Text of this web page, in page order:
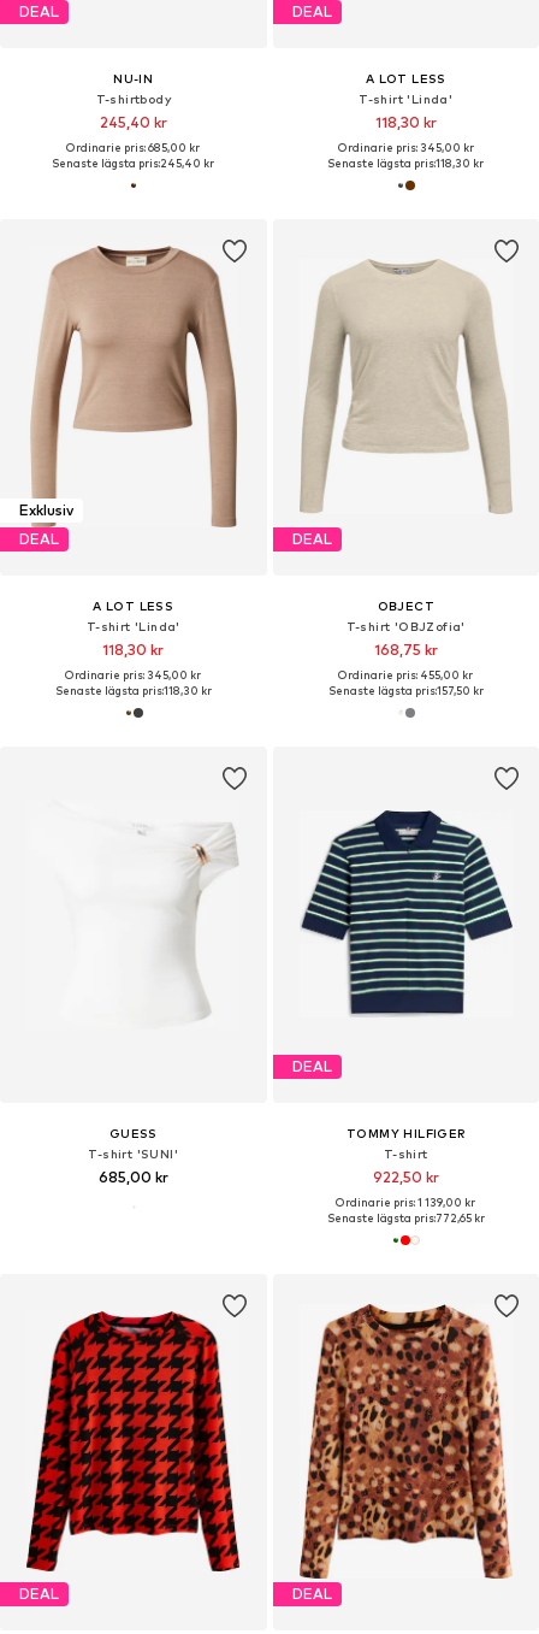
DEAL
NU-IN
T-shirtbody
245,40 kr
Ordinarie pris: 685,00 kr
Senaste lägsta pris:245,40 kr
DEAL
A LOT LESS
T-shirt 'Linda'
118,30 kr
Ordinarie pris: 345,00 kr
Senaste lägsta pris:118,30 kr
Exklusiv
DEAL
A LOT LESS
T-shirt 'Linda'
118,30 kr
Ordinarie pris: 345,00 kr
Senaste lägsta pris:118,30 kr
DEAL
OBJECT
T-shirt 'OBJZofia'
168,75 kr
Ordinarie pris: 455,00 kr
Senaste lägsta pris:157,50 kr
GUESS
T-shirt 'SUNI'
685,00 kr
DEAL
TOMMY HILFIGER
T-shirt
922,50 kr
Ordinarie pris: 1 139,00 kr
Senaste lägsta pris:772,65 kr
DEAL DEAL